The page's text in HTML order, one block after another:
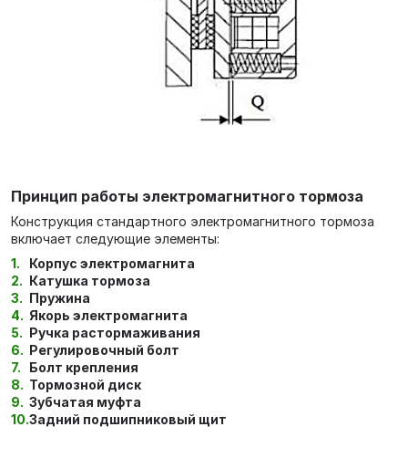
Принцип работы электромагнитного тормоза
Конструкция стандартного электромагнитного тормоза
включает следующие элементы:
Корпус электромагнита
Катушка тормоза
Пружина
Якорь электромагнита
Ручка растормаживания
Регулировочный болт
Болт крепления
Тормозной диск
Зубчатая муфта
Задний подшипниковый щит